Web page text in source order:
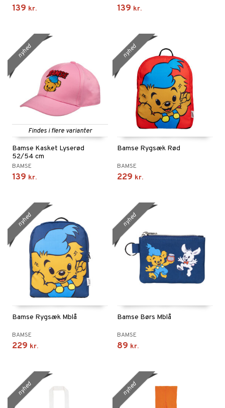
139 kr. 139 kr.
Findes i flere varianter
Bamse Kasket Lyserød
52/54 cm
BAMSE
139 kr.
nyhed
Bamse Rygsæk Rød
BAMSE
229 kr.
nyhed
Bamse Rygsæk Mblå
BAMSE
229 kr.
nyhed
Bamse Børs Mblå
BAMSE
89 kr.
nyhed
nyhed nyhed